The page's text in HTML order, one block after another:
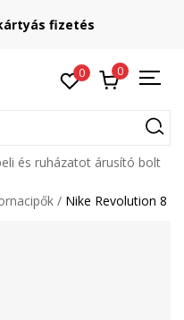
fizetés
0 0
és ruházatot árusító bolt
Nike Revolution 8